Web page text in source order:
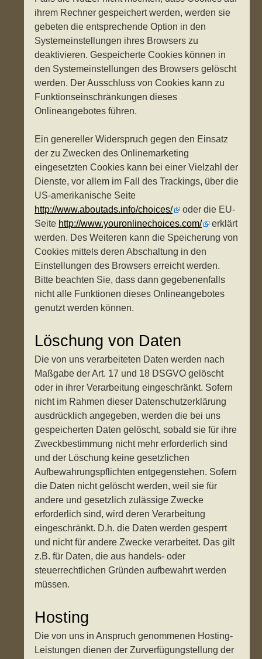
ihrem Rechner gespeichert werden, werden sie
gebeten die entsprechende Option in den
Systemeinstellungen ihres Browsers zu
deaktivieren. Gespeicherte Cookies können in
den Systemeinstellungen des Browsers gelöscht
werden. Der Ausschluss von Cookies kann zu
Funktionseinschränkungen dieses
Onlineangebotes führen.
Ein genereller Widerspruch gegen den Einsatz
der zu Zwecken des Onlinemarketing
eingesetzten Cookies kann bei einer Vielzahl der
Dienste, vor allem im Fall des Trackings, über die
US-amerikanische Seite
http://www.aboutads.info/choices/
oder die EU-
Seite http://www.youronlinechoices.com/
erklärt
werden. Des Weiteren kann die Speicherung von
Cookies mittels deren Abschaltung in den
Einstellungen des Browsers erreicht werden.
Bitte beachten Sie, dass dann gegebenenfalls
nicht alle Funktionen dieses Onlineangebotes
genutzt werden können.
Löschung von Daten
Die von uns verarbeiteten Daten werden nach
Maßgabe der Art. 17 und 18 DSGVO gelöscht
oder in ihrer Verarbeitung eingeschränkt. Sofern
nicht im Rahmen dieser Datenschutzerklärung
ausdrücklich angegeben, werden die bei uns
gespeicherten Daten gelöscht, sobald sie für ihre
Zweckbestimmung nicht mehr erforderlich sind
und der Löschung keine gesetzlichen
Aufbewahrungspflichten entgegenstehen. Sofern
die Daten nicht gelöscht werden, weil sie für
andere und gesetzlich zulässige Zwecke
erforderlich sind, wird deren Verarbeitung
eingeschränkt. D.h. die Daten werden gesperrt
und nicht für andere Zwecke verarbeitet. Das gilt
z.B. für Daten, die aus handels- oder
steuerrechtlichen Gründen aufbewahrt werden
müssen.
Hosting
Die von uns in Anspruch genommenen Hosting-
Leistungen dienen der Zurverfügungstellung der